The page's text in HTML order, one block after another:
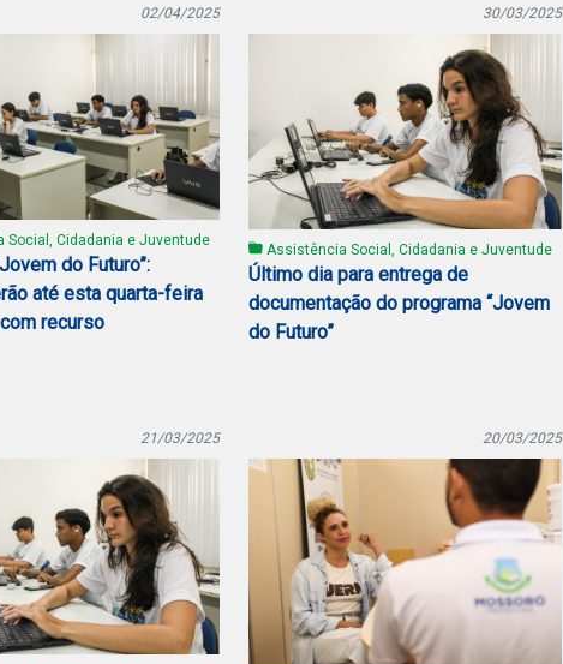
02/04/2025
Social, Cidadania e Juventude
do Futuro”:
até esta quarta-feira
recurso
30/03/2025
Assistência Social, Cidadania e Juventude
Último dia para entrega de
documentação do programa “Jovem
do Futuro”
21/03/2025 20/03/2025